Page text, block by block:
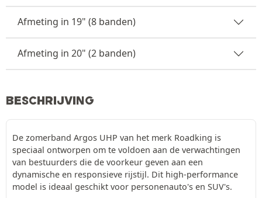
Afmeting in 19" (8 banden)
Afmeting in 20" (2 banden)
BESCHRIJVING
De zomerband Argos UHP van het merk Roadking is
speciaal ontworpen om te voldoen aan de verwachtingen
van bestuurders die de voorkeur geven aan een
dynamische en responsieve rijstijl. Dit high-performance
model is ideaal geschikt voor personenauto's en SUV's.